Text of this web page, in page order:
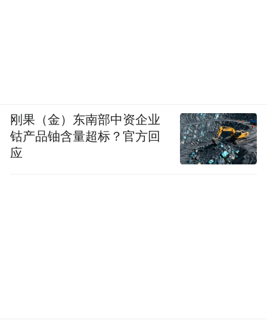
刚果（金）东南部中资企业
钴产品铀含量超标？官方回
应